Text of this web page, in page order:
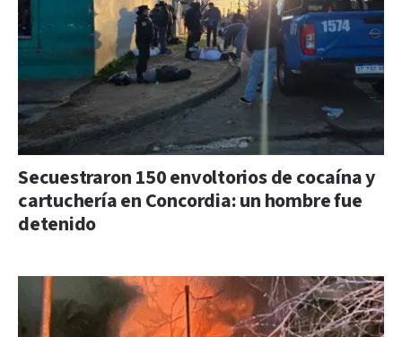
Secuestraron 150 envoltorios de cocaína y
cartuchería en Concordia: un hombre fue
detenido